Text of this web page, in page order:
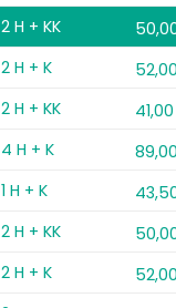
2 H + KK
2 H + K
2 H + KK
4 H + K
1 H + K
2 H + KK
2 H + K